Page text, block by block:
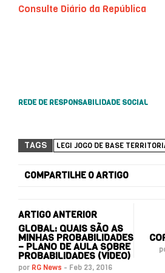
Consulte Diário da República
REDE DE RESPONSABILIDADE SOCIAL
TAGS LEGI JOGO DE BASE
COMPARTILHE O ARTIGO
ARTIGO ANTERIOR
GLOBAL: QUAIS SÃO AS
MINHAS PROBABILIDADES
– PLANO DE AULA SOBRE
PROBABILIDADES (VÍDEO)
por RG News - Feb 23, 2016